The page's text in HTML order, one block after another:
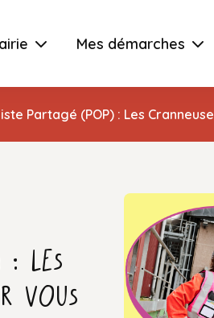
Mes démarches
Partagé (POP) : Les
Les
vous